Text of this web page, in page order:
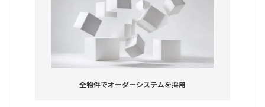
全物件でオーダーシステムを採用